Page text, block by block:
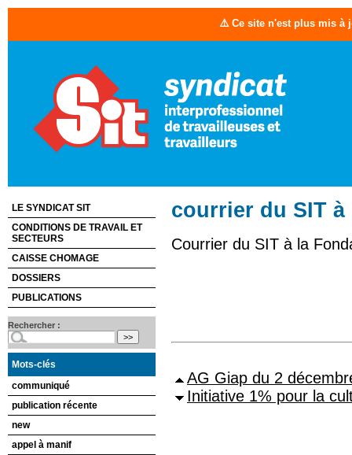
⚠️ Ce site n'est plus mis à
courrier du SIT
Courrier du SIT à la
AG Giap du 2
Initiative 1% pour la
LE SYNDICAT SIT
CONDITIONS DE TRAVAIL ET
SECTEURS
CAISSE CHOMAGE
DOSSIERS
PUBLICATIONS
Rechercher :
Mots-clés
communiqué
publication récente
new
appel à manif